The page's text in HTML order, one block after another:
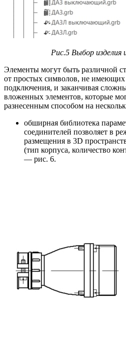
Рис.5 Выбор изделия
Элементы могут быть различной
от простых символов, не имеющих
подключения, и заканчивая
вложенных элементов, которые
разнесенным способом на
обширная библиотека
соединителей позволяет в
размещения в 3D
(тип корпуса, количество
— рис. 6.